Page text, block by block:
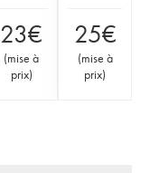
23€
(mise à
prix)
25€
(mise à
prix)